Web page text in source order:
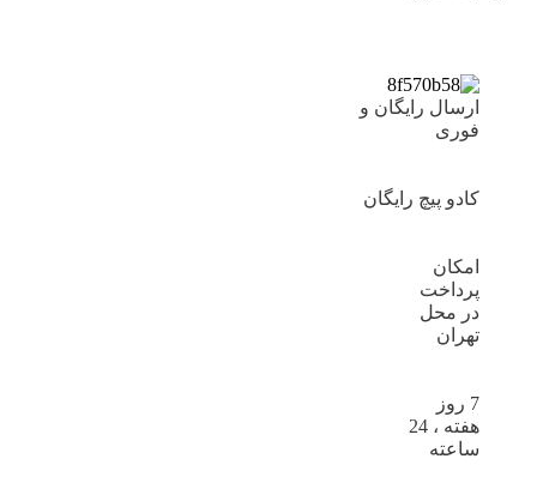
ارسال رایگان و
فوری
کادو پیچ رایگان
امکان
پرداخت
در محل
تهران
7 روز
هفته ، 24
ساعته